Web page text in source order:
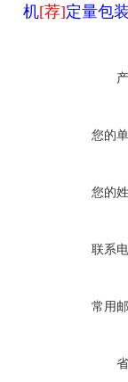
机[荐]定量包
您的
您的
联系
常用